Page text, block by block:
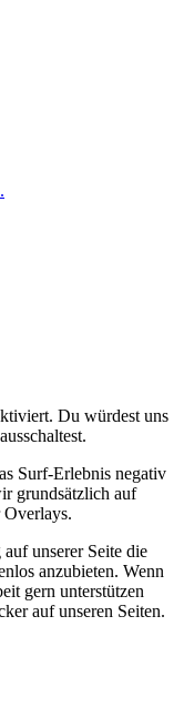
Du würdest uns
Surf-Erlebnis negativ
grundsätzlich auf
Overlays.
unserer Seite die
anzubieten. Wenn
gern unterstützen
auf unseren Seiten.